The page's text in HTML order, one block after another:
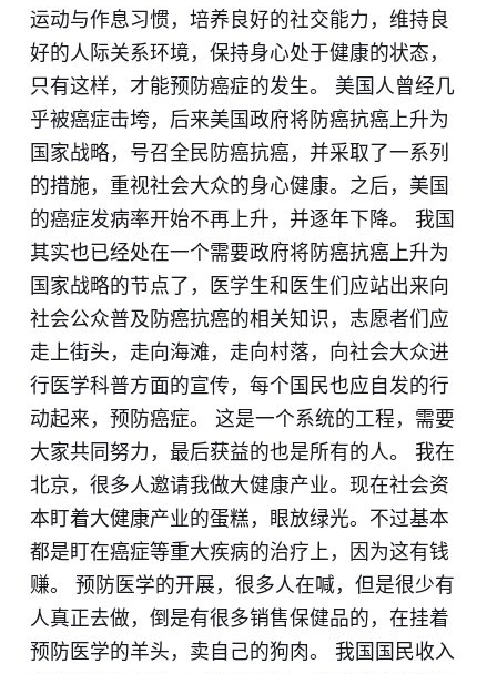
运动与作息习惯，培养良好的社交能力，维持良
好的人际关系环境，保持身心处于健康的状态，
只有这样，才能预防癌症的发生。 美国人曾经几
乎被癌症击垮，后来美国政府将防癌抗癌上升为
国家战略，号召全民防癌抗癌，并采取了一系列
的措施，重视社会大众的身心健康。之后，美国
的癌症发病率开始不再上升，并逐年下降。 我国
其实也已经处在一个需要政府将防癌抗癌上升为
国家战略的节点了，医学生和医生们应站出来向
社会公众普及防癌抗癌的相关知识，志愿者们应
走上街头，走向海滩，走向村落，向社会大众进
行医学科普方面的宣传，每个国民也应自发的行
动起来，预防癌症。 这是一个系统的工程，需要
大家共同努力，最后获益的也是所有的人。 我在
北京，很多人邀请我做大健康产业。现在社会资
本盯着大健康产业的蛋糕，眼放绿光。不过基本
都是盯在癌症等重大疾病的治疗上，因为这有钱
赚。 预防医学的开展，很多人在喊，但是很少有
人真正去做，倒是有很多销售保健品的，在挂着
预防医学的羊头，卖自己的狗肉。 我国国民收入